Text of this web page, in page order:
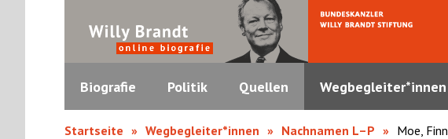
Biografie Politik Quellen Wegbegleiter*innen
Startseite Wegbegleiter*innen Nachnamen L–P
Moe, Finn